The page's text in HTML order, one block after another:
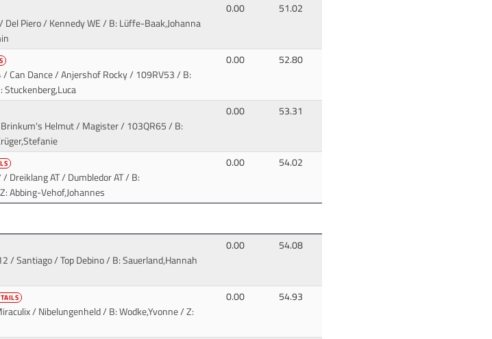
Piero / Kennedy WE/ B: Lüffe-Baak,Johanna
0.00 51.02
Can Dance / Anjershof Rocky/ 109RV53 / B:
Stuckenberg,Luca
0.00 52.80
Helmut / Magister/ 103QR65 / B:
0.00 53.31
Dreiklang AT / Dumbledor AT/ B:
Abbing-Vehof,Johannes
0.00 54.02
/ Santiago / Top Debino/ B: Sauerland,Hannah
0.00 54.08
/ Nibelungenheld/ B: Wodke,Yvonne / Z:
0.00 54.93